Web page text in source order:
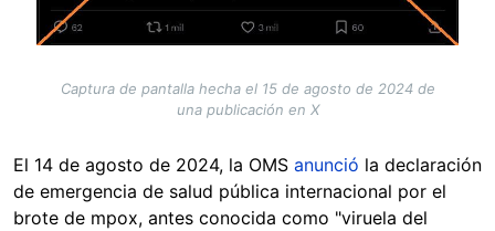
Captura de pantalla hecha el 15 de agosto de 2024 de
una publicación en X
El 14 de agosto de 2024, la OMS anunció la declaración
de emergencia de salud pública internacional por el
brote de mpox, antes conocida como "viruela del